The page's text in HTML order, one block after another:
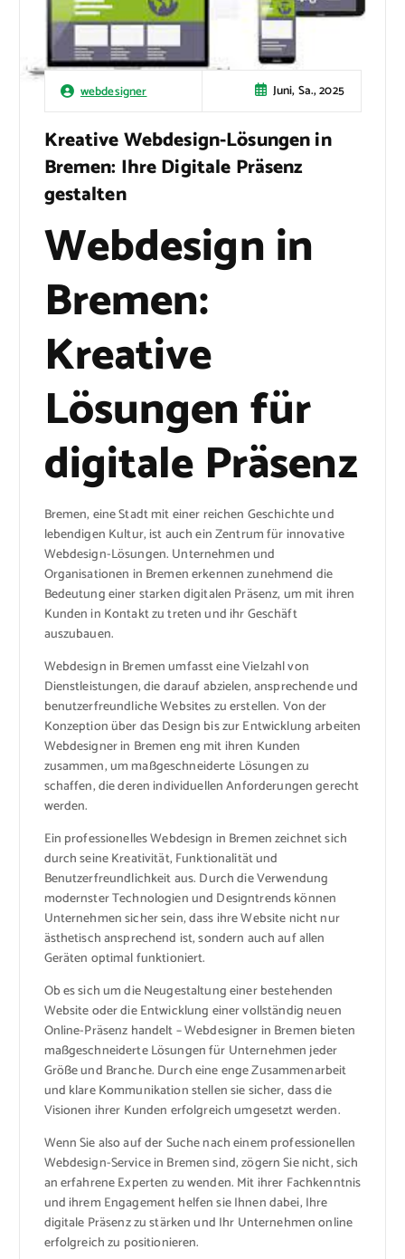
webdesigner Juni, Sa., 2025
Kreative Webdesign-Lösungen in
Bremen: Ihre Digitale Präsenz
gestalten
Webdesign in
Bremen:
Kreative
Lösungen für
digitale Präsenz
Bremen, eine Stadt mit einer reichen Geschichte und
lebendigen Kultur, ist auch ein Zentrum für innovative
Webdesign-Lösungen. Unternehmen und
Organisationen in Bremen erkennen zunehmend die
Bedeutung einer starken digitalen Präsenz, um mit ihren
Kunden in Kontakt zu treten und ihr Geschäft
auszubauen.
Webdesign in Bremen umfasst eine Vielzahl von
Dienstleistungen, die darauf abzielen, ansprechende und
benutzerfreundliche Websites zu erstellen. Von der
Konzeption über das Design bis zur Entwicklung arbeiten
Webdesigner in Bremen eng mit ihren Kunden
zusammen, um maßgeschneiderte Lösungen zu
schaffen, die deren individuellen Anforderungen gerecht
werden.
Ein professionelles Webdesign in Bremen zeichnet sich
durch seine Kreativität, Funktionalität und
Benutzerfreundlichkeit aus. Durch die Verwendung
modernster Technologien und Designtrends können
Unternehmen sicher sein, dass ihre Website nicht nur
ästhetisch ansprechend ist, sondern auch auf allen
Geräten optimal funktioniert.
Ob es sich um die Neugestaltung einer bestehenden
Website oder die Entwicklung einer vollständig neuen
Online-Präsenz handelt – Webdesigner in Bremen bieten
maßgeschneiderte Lösungen für Unternehmen jeder
Größe und Branche. Durch eine enge Zusammenarbeit
und klare Kommunikation stellen sie sicher, dass die
Visionen ihrer Kunden erfolgreich umgesetzt werden.
Wenn Sie also auf der Suche nach einem professionellen
Webdesign-Service in Bremen sind, zögern Sie nicht, sich
an erfahrene Experten zu wenden. Mit ihrer Fachkenntnis
und ihrem Engagement helfen sie Ihnen dabei, Ihre
digitale Präsenz zu stärken und Ihr Unternehmen online
erfolgreich zu positionieren.